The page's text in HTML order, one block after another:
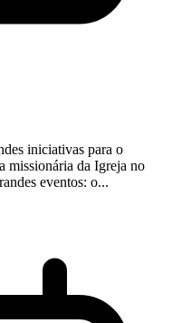
iniciativas para o
missionária da Igreja no
eventos: o...